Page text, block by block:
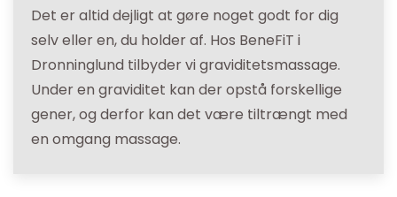
Det er altid dejligt at gøre noget godt for dig
selv eller en, du holder af. Hos BeneFiT i
Dronninglund tilbyder vi graviditetsmassage.
Under en graviditet kan der opstå forskellige
gener, og derfor kan det være tiltrængt med
en omgang massage.